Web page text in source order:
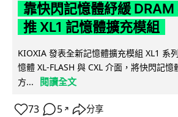
靠快閃記憶體紓緩
推 XL1 記憶體擴充模組
KIOXIA 發表全新記憶體擴充模組 XL1 系
憶體 XL-FLASH 與 CXL 介面，將快閃記
方...
閱讀全文
73 5 ↗ 分享